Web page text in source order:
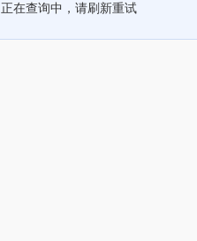
正在查询中，请刷新重试